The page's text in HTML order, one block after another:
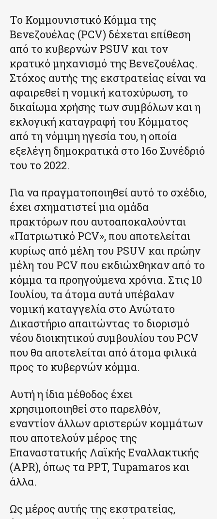
Το Κομμουνιστικό Κόμμα της
Βενεζουέλας (PCV) δέχεται επίθεση
από το κυβερνών PSUV και τον
κρατικό μηχανισμό της Βενεζουέλας.
Στόχος αυτής της εκστρατείας είναι να
αφαιρεθεί η νομική κατοχύρωση, το
δικαίωμα χρήσης των συμβόλων και η
εκλογική καταγραφή του Κόμματος
από τη νόμιμη ηγεσία του, η οποία
εξελέγη δημοκρατικά στο 16ο Συνέδριό
του το 2022.
Για να πραγματοποιηθεί αυτό το σχέδιο,
έχει σχηματιστεί μια ομάδα
πρακτόρων που αυτοαποκαλούνται
«Πατριωτικό PCV», που αποτελείται
κυρίως από μέλη του PSUV και πρώην
μέλη του PCV που εκδιώχθηκαν από το
κόμμα τα προηγούμενα χρόνια. Στις 10
Ιουλίου, τα άτομα αυτά υπέβαλαν
νομική καταγγελία στο Ανώτατο
Δικαστήριο απαιτώντας το διορισμό
νέου διοικητικού συμβουλίου του PCV
που θα αποτελείται από άτομα φιλικά
προς το κυβερνών κόμμα.
Αυτή η ίδια μέθοδος έχει
χρησιμοποιηθεί στο παρελθόν,
εναντίον άλλων αριστερών κομμάτων
που αποτελούν μέρος της
Επαναστατικής Λαϊκής Εναλλακτικής
(APR), όπως τα PPT, Tupamaros και
άλλα.
Ως μέρος αυτής της εκστρατείας,